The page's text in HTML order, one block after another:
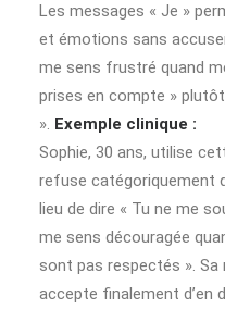
Les messages « Je »
et émotions sans
me sens frustré quand
prises en compte »
». Exemple clinique :
Sophie, 30 ans, utilise
refuse catégoriquement
lieu de dire « Tu ne me
me sens découragée
sont pas respectés ». Sa
accepte finalement d’en